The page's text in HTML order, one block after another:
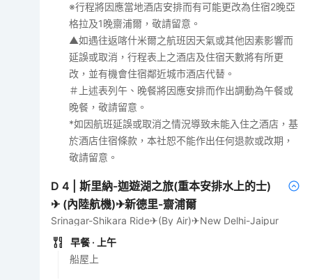
※行程將因應當地酒店安排而有可能更改為住宿2晚亞
格拉及1晚齋浦爾，敬請留意。
▲如遇往返喀什米爾之航班因天氣或其他因素影響而
延誤或取消，行程表上之酒店及住宿天數將有所更
改，並有機會住宿鄰近城市酒店代替。
＃上述表列午、晚餐將因應安排而作出調動為午餐或
晚餐，敬請留意。
*如因航班延誤或取消之情況導致未能入住之酒店，基
於酒店住宿條款，本社恕不能作出任何退款或改期，
敬請留意。
D4 |斯里納-迦遊湖之旅(重本安排水上的士)
✈ (內陸航機)✈新德里-齋浦爾
Srinagar-Shikara Ride✈(By Air)✈New Delhi-Jaipur
早餐 · 上午
船屋上